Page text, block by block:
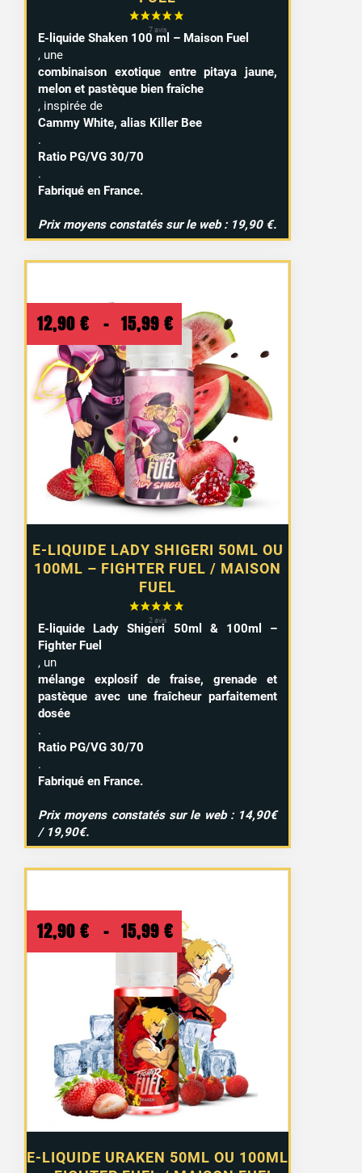
E-liquide Shaken 100 ml – Maison Fuel
, une
combinaison exotique entre pitaya jaune,
melon et pastèque bien fraîche
, inspirée de
Cammy White, alias Killer Bee
.
Ratio PG/VG 30/70
.
Fabriqué en France.
Prix moyens constatés sur le web : 19,90 €.
E-LIQUIDE LADY SHIGERI 50ML OU
100ML – FIGHTER FUEL / MAISON
FUEL
12,90 € – 15,99 € Plage
de
prix :
12,90 €
à
15,99 €
E-liquide Lady Shigeri 50ml & 100ml –
Fighter Fuel
, un
mélange explosif de fraise, grenade et
pastèque avec une fraîcheur parfaitement
dosée
.
Ratio PG/VG 30/70
.
Fabriqué en France.
Prix moyens constatés sur le web : 14,90€
/ 19,90€.
E-LIQUIDE URAKEN 50ML OU 100ML
12,90 € – 15,99 € Plage
de
prix :
12,90 €
à
15,99 €